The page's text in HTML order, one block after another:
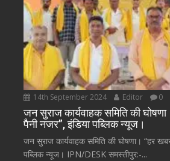
14th September 2024 Editor 0
जन सुराज कार्यवाहक समिति की
पैनी नजर”, इंडिया पब्लिक न्यूज।
जन सुराज कार्यवाहक समिति की घोषणा। “हर
पब्लिक न्यूज। IPN/DESK समस्तीपुर:-...